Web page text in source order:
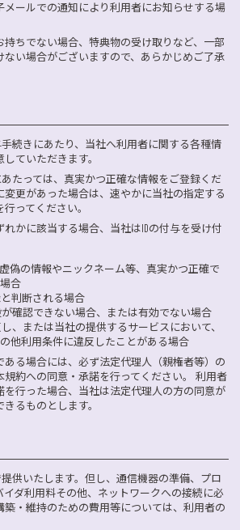
メールでの通知により利用者にお知らせする場
持ちでない場合、特典物の受け取りなど、一部
ない場合がございますので、あらかじめご了承
続きにあたり、当社へ利用者に関する各種情
ていただきます。
あたっては、真実かつ正確な情報をご登録くだ
変更があった場合は、速やかに当社の指定する
ってください。
かに該当する場合、当社はIDの付与を受け付
偽の情報やニックネーム等、真実かつ正確で
合
判断される場合
確認できない場合、または有効でない場合
、または当社の提供するサービスにおいて、
他利用条件に違反したことがある場合
ある場合には、必ず法定代理人（親権者等）の
規約への同意・承諾を行ってください。 利用者
を行った場合、当社は法定代理人の方の同意が
るものとします。
供いたします。但し、通信機器の準備、プロ
イダ利用料その他、ネットワークへの接続に必
築・維持のための費用等については、利用者の